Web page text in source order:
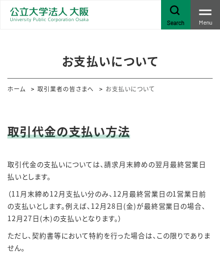
Search Menu
お支払いについて
ホーム 取引業者の皆さまへ お支払いについて
取引代金の支払い方法
取引代金の支払いについては、請求月末締めの翌月最終営業日
払いとします。
（11月末締め12月支払い分のみ、12月最終営業日の1営業日前
の支払いとします。例えば、12月28日(金)が最終営業日の場合、
12月27日(木)の支払いとなります。）
ただし、契約書等において特約を行った場合は、この限りでありま
せん。